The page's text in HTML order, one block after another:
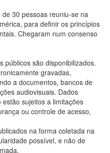
de 30 pessoas reuniu-se na
para definir os princípios
Chegaram num consenso
públicos são disponibilizados.
gravadas,
a documentos, bancos de
audiovisuais. Dados
sujeitos a limitações
ou controle de acesso,
na forma coletada na
possível, e não de